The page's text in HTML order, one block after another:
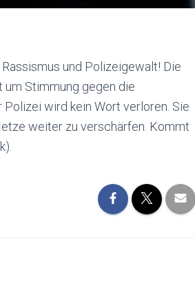
und Polizeigewalt! Die
um Stimmung gegen die
wird kein Wort verloren. Sie
weiter zu verschärfen. Kommt